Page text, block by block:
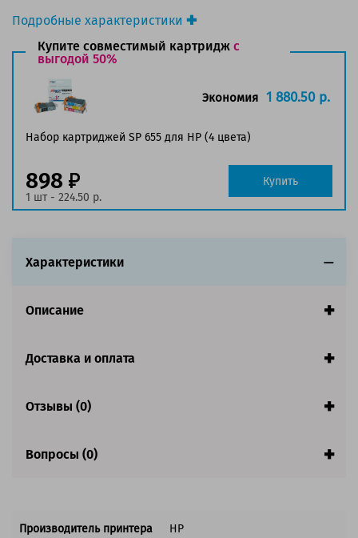
Подробные характеристики
Производитель принтера:HP
Производитель:HP
Вид товара:
Оригинальность:
Оригинальный
Цвет:Черный
Ресурс: 550 страниц формата А4 при 5%
Совместим с аппаратами
Купите совместимый картридж с
выгодой 50%
Набор картриджей SP 655 для HP (4 цвета)
Экономия 1 880.50 р.
898
1 шт - 224.50 р.
Купить
Характеристики
Описание
Доставка и оплата
Отзывы (0)
Вопросы (0)
Производитель принтера HP